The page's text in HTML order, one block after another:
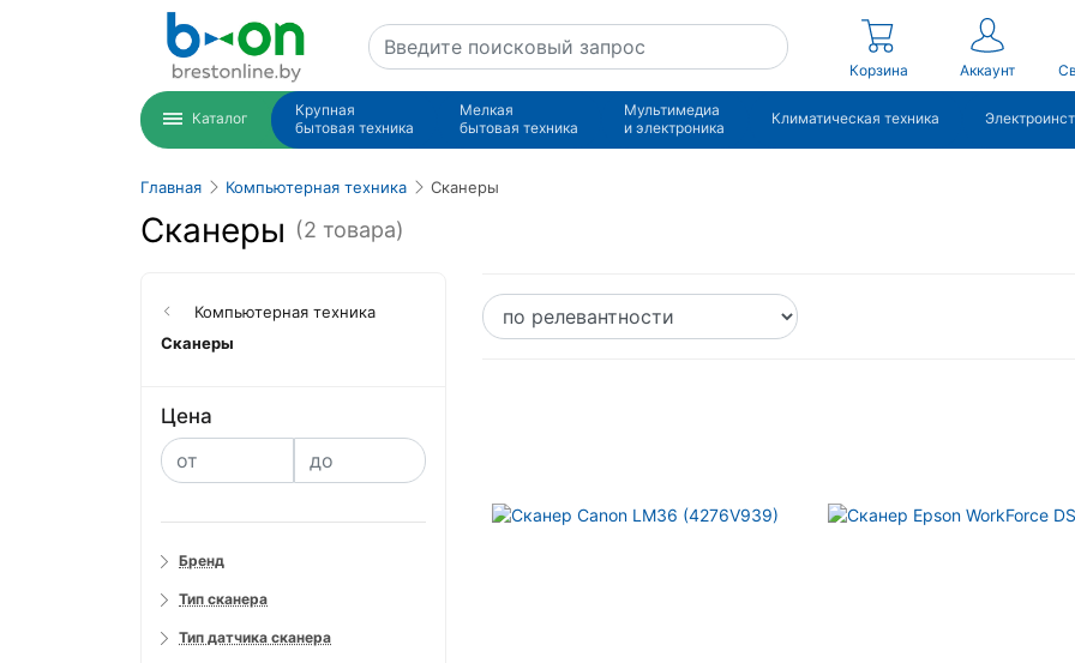
Корзина Аккаунт
Каталог
Крупная
бытовая техника
Мелкая
бытовая техника
Мультимедиа
и электроника
Климатическая техника
Главная Компьютерная техника Сканеры
Сканеры (2 товара)
Компьютерная техника
Сканеры
Цена
Бренд
Тип сканера
Тип датчика сканера